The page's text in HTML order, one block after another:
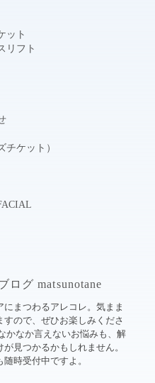
ット
リフト
チケット）
ログ matsunotane
にまつわるアレコレ。気まま
すので、ぜひお楽しみくださ
かなか言えないお悩みも、解
が見つかるかもしれません。
時受付中ですよ。